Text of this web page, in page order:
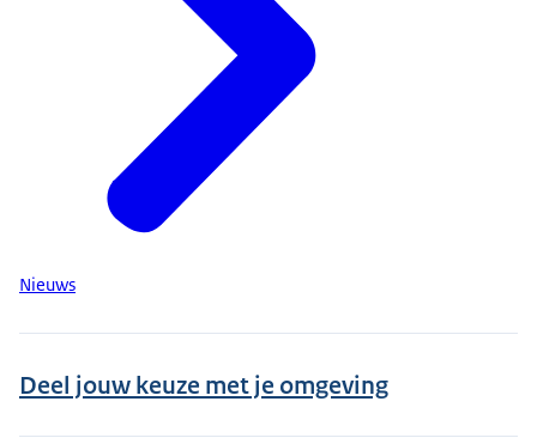
Nieuws
Deel jouw keuze met je omgeving